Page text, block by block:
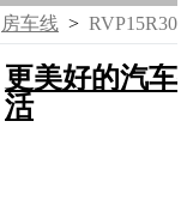
房车线 > RVP15R30
更美好的汽车
活